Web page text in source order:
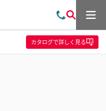
問
い
合
わ
索
メ
ュ
ー
カタログで詳しく見る